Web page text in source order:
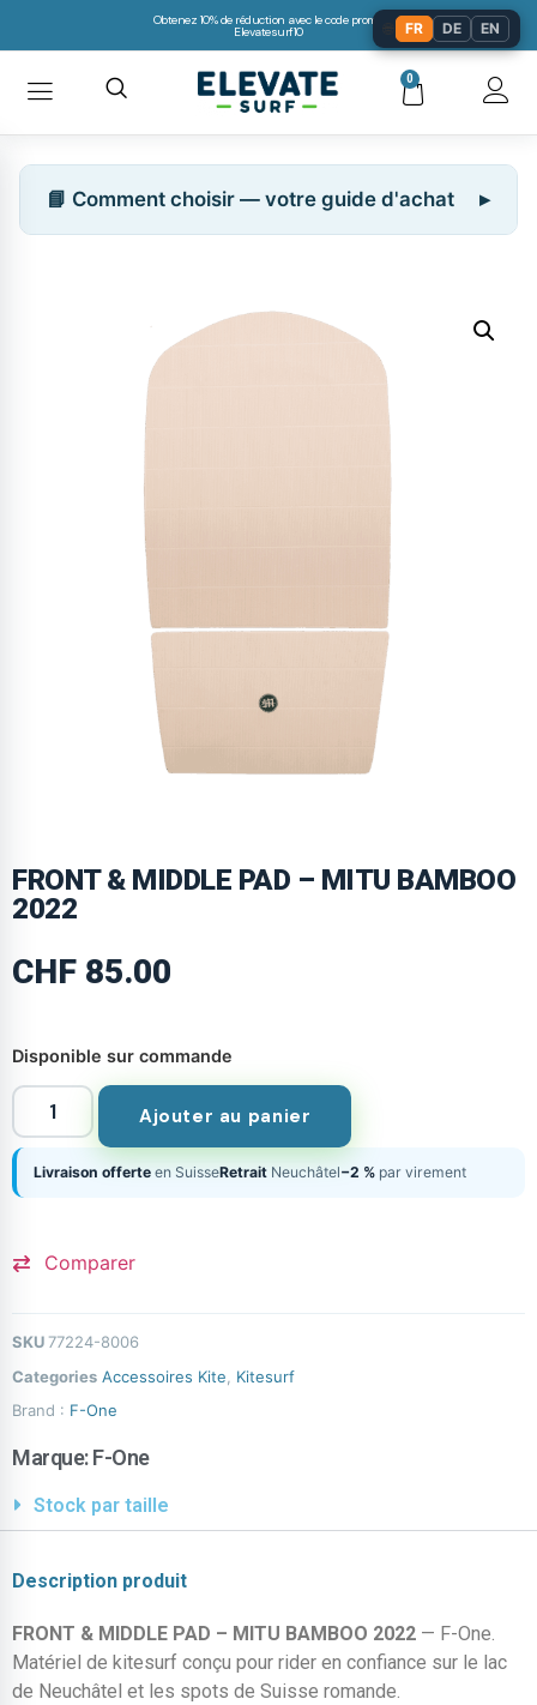
Obtenez 10% de réduction avec le code promo:
Elevatesurf10
0
📘 Comment choisir — votre guide d'achat
FRONT & MIDDLE PAD – MITU BAMBOO
2022
CHF 85.00
Disponible sur commande
Ajouter au panier
Livraison offerte en SuisseRetrait Neuchâtel−2 % par virement
Comparer
SKU 77224-8006
Categories Accessoires Kite, Kitesurf
Brand : F-One
Marque:F-One
Stock par taille
Description produit
FRONT & MIDDLE PAD – MITU BAMBOO 2022 — F-One.
Matériel de kitesurf conçu pour rider en confiance sur le lac
de Neuchâtel et les spots de Suisse romande.
FR DE EN